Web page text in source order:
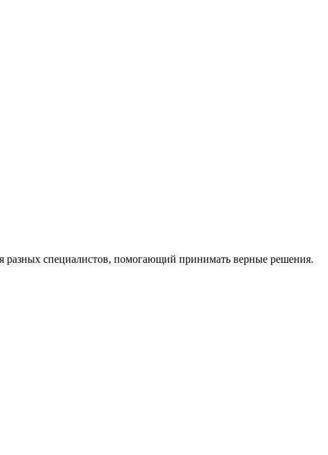
специалистов, помогающий принимать верные решения.